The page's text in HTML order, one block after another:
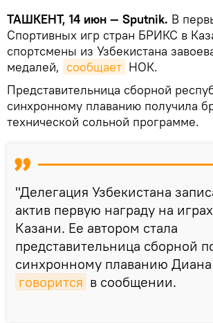
ТАШКЕНТ, 14 июн — Sputnik. В
Спортивных игр стран БРИКС в
спортсмены из Узбекистана
медалей, сообщает НОК.
Представительница сборной
синхронному плаванию получила
технической сольной программе.
"Делегация Узбекистана
актив первую награду на
Казани. Ее автором стала
представительница сборной
синхронному плаванию
говорится в сообщении.